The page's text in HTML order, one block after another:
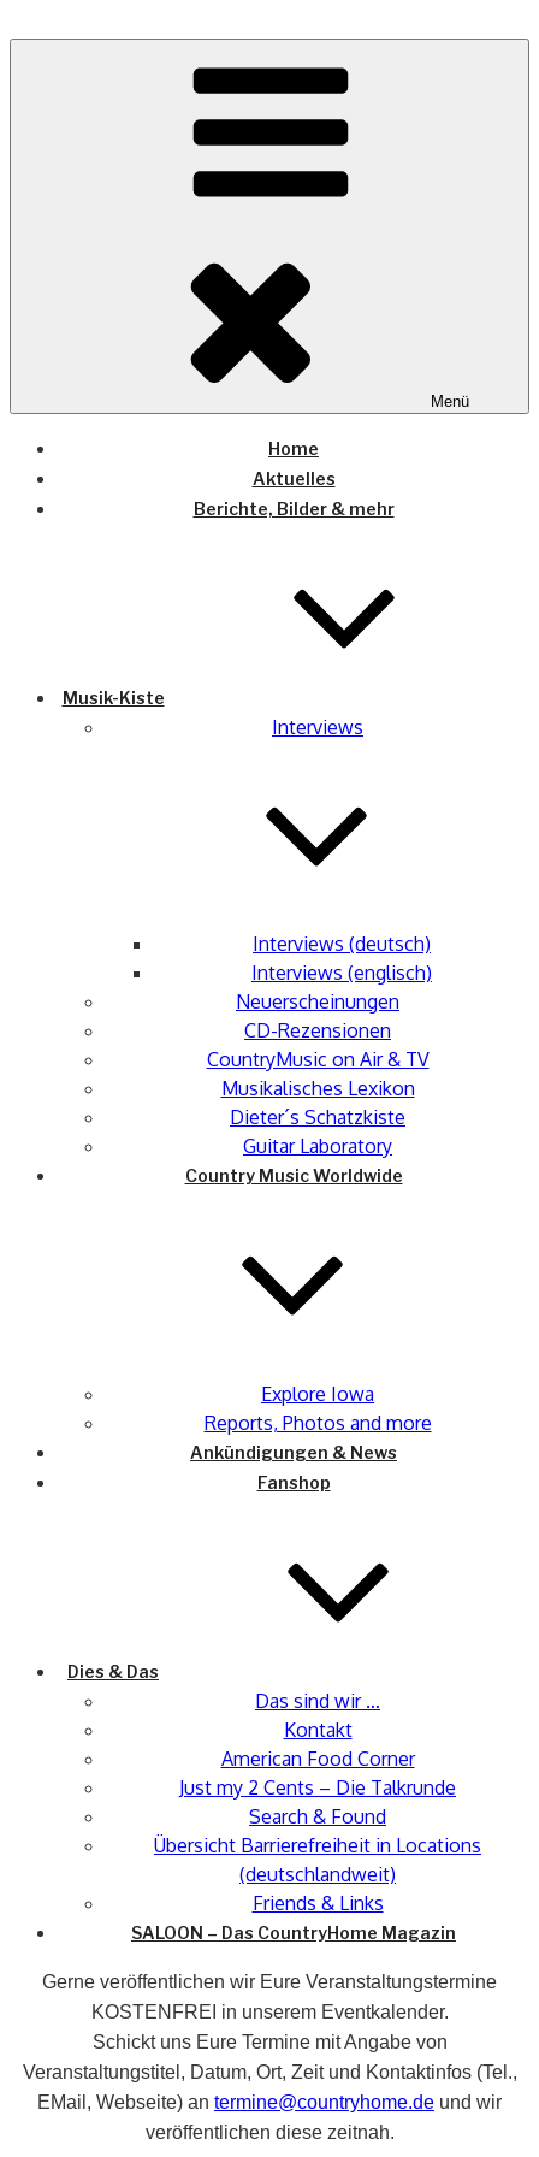
COUNTRYHOME
Wo die (Country-) Musik Zuhause ist
Menü
Home
Aktuelles
Berichte, Bilder & mehr
Musik-Kiste
Interviews
Interviews (deutsch)
Interviews (englisch)
Neuerscheinungen
CD-Rezensionen
CountryMusic on Air & TV
Musikalisches Lexikon
Dieter´s Schatzkiste
Guitar Laboratory
Country Music Worldwide
Explore Iowa
Reports, Photos and more
Ankündigungen & News
Fanshop
Dies & Das
Das sind wir …
Kontakt
American Food Corner
Just my 2 Cents – Die Talkrunde
Search & Found
Übersicht Barrierefreiheit in Locations
(deutschlandweit)
Friends & Links
SALOON – Das CountryHome Magazin
Gerne veröffentlichen wir Eure Veranstaltungstermine
KOSTENFREI in unserem Eventkalender.
Schickt uns Eure Termine mit Angabe von
Veranstaltungstitel, Datum, Ort, Zeit und Kontaktinfos (Tel.,
EMail, Webseite) an termine@countryhome.de und wir
veröffentlichen diese zeitnah.